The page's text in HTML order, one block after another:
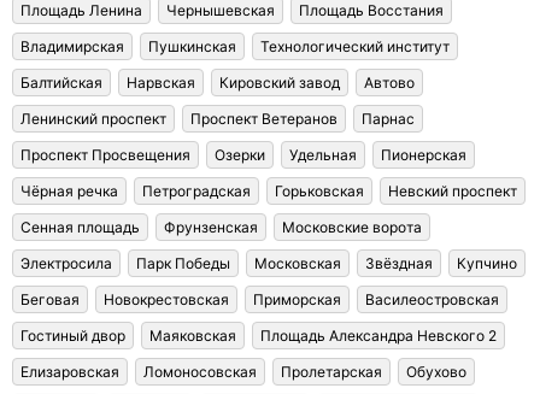
Площадь Ленина
Чернышевская
Площадь Восстания
Владимирская
Пушкинская
Технологический институт
Балтийская
Нарвская Кировский завод
Автово
Ленинский проспект
Проспект Ветеранов
Парнас
Проспект Просвещения
Озерки Удельная
Пионерская
Чёрная речка
Петроградская Горьковская
Невский проспект
Сенная площадь
Фрунзенская
Московские ворота
Электросила
Парк Победы Московская Звёздная
Купчино
Беговая
Новокрестовская Приморская
Василеостровская
Гостиный двор
Маяковская
Площадь Александра Невского 2
Елизаровская
Ломоносовская Пролетарская
Обухово